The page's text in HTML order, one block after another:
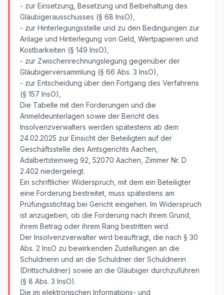
- zur Einsetzung, Besetzung und Beibehaltung des
Gläubigerausschusses (§ 68 InsO),
- zur Hinterlegungsstelle und zu den Bedingungen zur
Anlage und Hinterlegung von Geld, Wertpapieren und
Kostbarkeiten (§ 149 InsO),
- zur Zwischenrechnungslegung gegenüber der
Gläubigerversammlung (§ 66 Abs. 3 InsO),
- zur Entscheidung über den Fortgang des Verfahrens
(§ 157 InsO),
Die Tabelle mit den Forderungen und die
Anmeldeunterlagen sowie der Bericht des
Insolvenzverwalters werden spätestens ab dem
24.02.2025 zur Einsicht der Beteiligten auf der
Geschäftsstelle des Amtsgerichts Aachen,
Adalbertsteinweg 92, 52070 Aachen, Zimmer Nr. D
2.402 niedergelegt.
Ein schriftlicher Widerspruch, mit dem ein Beteiligter
eine Forderung bestreitet, muss spätestens am
Prüfungsstichtag bei Gericht eingehen. Im Widerspruch
ist anzugeben, ob die Forderung nach ihrem Grund,
ihrem Betrag oder ihrem Rang bestritten wird.
Der Insolvenzverwalter wird beauftragt, die nach § 30
Abs. 2 InsO zu bewirkenden Zustellungen an die
Schuldnerin und an die Schuldner der Schuldnerin
(Drittschuldner) sowie an die Gläubiger durchzuführen
(§ 8 Abs. 3 InsO).
Die im elektronischen Informations- und